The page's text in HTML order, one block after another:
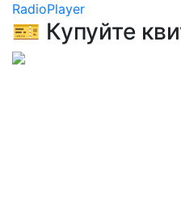
RadioPlayer
🎫 Купуйте